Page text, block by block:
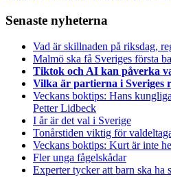
Senaste nyheterna
Vad är skillnaden på riksdag,
Malmö ska få Sveriges första
Tiktok och AI kan påverka
Vilka är partierna i Sveriges
Veckans boktips: Hans
Petter Lidbeck
I år är det val i Sverige
Tonårstiden viktig för
Veckans boktips: Kurt är inte
Fler unga fågelskådar
Experter tycker att barn ska ha